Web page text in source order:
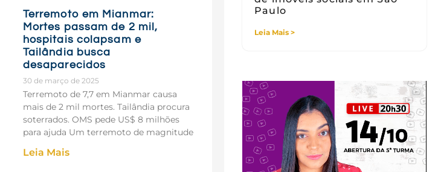
Terremoto em Mianmar:
Mortes passam de 2 mil,
hospitais colapsam e
Tailândia busca
desaparecidos
30 de março de 2025
Terremoto de 7,7 em Mianmar causa
mais de 2 mil mortes. Tailândia procura
soterrados. OMS pede US$ 8 milhões
para ajuda Um terremoto de magnitude
Leia Mais
Paulo
Leia Mais >